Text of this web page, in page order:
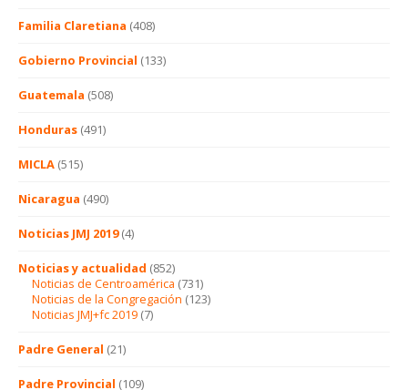
Familia Claretiana (408)
Gobierno Provincial (133)
Guatemala (508)
Honduras (491)
MICLA (515)
Nicaragua (490)
Noticias JMJ 2019(4)
Noticias y actualidad (852)
Noticias de Centroamérica (731)
Noticias de la Congregación (123)
Noticias JMJ+fc 2019 (7)
Padre General (21)
Padre Provincial (109)